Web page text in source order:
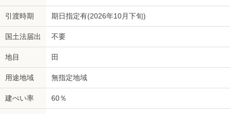
引渡時期 期日指定有(2026年10月下旬)
国土法届出 不要
地目 田
用途地域 無指定地域
建ぺい率 60％